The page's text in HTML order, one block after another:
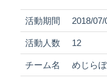
活動期間 2018/
活動人数 12
チーム名 めじらぼ